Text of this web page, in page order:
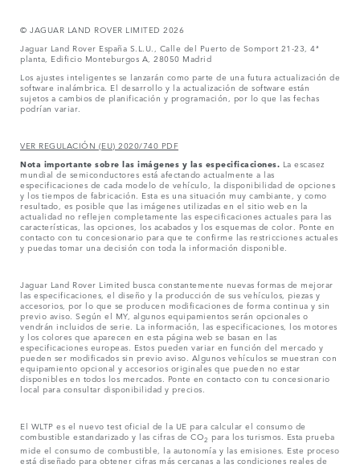
© JAGUAR LAND ROVER LIMITED 2026
Jaguar Land Rover España S.L.U., Calle del Puerto de Somport 21-23, 4ª
planta, Edificio Monteburgos A, 28050 Madrid
Los ajustes inteligentes se lanzarán como parte de una futura actualización de
software inalámbrica. El desarrollo y la actualización de software están
sujetos a cambios de planificación y programación, por lo que las fechas
podrían variar.
VER REGULACIÓN (EU) 2020/740 PDF
Nota importante sobre las imágenes y las especificaciones. La escasez
mundial de semiconductores está afectando actualmente a las
especificaciones de cada modelo de vehículo, la disponibilidad de opciones
y los tiempos de fabricación. Esta es una situación muy cambiante, y como
resultado, es posible que las imágenes utilizadas en el sitio web en la
actualidad no reflejen completamente las especificaciones actuales para las
características, las opciones, los acabados y los esquemas de color. Ponte en
contacto con tu concesionario para que te confirme las restricciones actuales
y puedas tomar una decisión con toda la información disponible.
Jaguar Land Rover Limited busca constantemente nuevas formas de mejorar
las especificaciones, el diseño y la producción de sus vehículos, piezas y
accesorios, por lo que se producen modificaciones de forma continua y sin
previo aviso. Según el MY, algunos equipamientos serán opcionales o
vendrán incluidos de serie. La información, las especificaciones, los motores
y los colores que aparecen en esta página web se basan en las
especificaciones europeas. Estos pueden variar en función del mercado y
pueden ser modificados sin previo aviso. Algunos vehículos se muestran con
equipamiento opcional y accesorios originales que pueden no estar
disponibles en todos los mercados. Ponte en contacto con tu concesionario
local para consultar disponibilidad y precios.
El WLTP es el nuevo test oficial de la UE para calcular el consumo de
combustible estandarizado y las cifras de CO2 para los turismos. Esta prueba
mide el consumo de combustible, la autonomía y las emisiones. Este proceso
está diseñado para obtener cifras más cercanas a las condiciones reales de